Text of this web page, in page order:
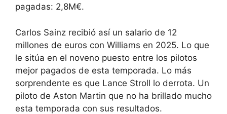
pagadas: 2,8M€.
Carlos Sainz recibió así un salario de 12
millones de euros con Williams en 2025. Lo que
le sitúa en el noveno puesto entre los pilotos
mejor pagados de esta temporada. Lo más
sorprendente es que Lance Stroll lo derrota. Un
piloto de Aston Martin que no ha brillado mucho
esta temporada con sus resultados.